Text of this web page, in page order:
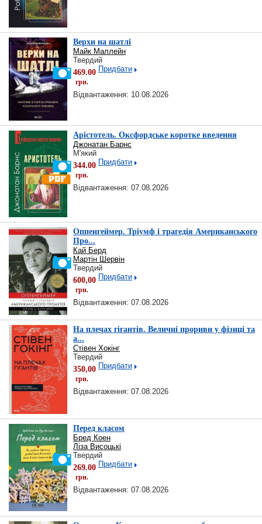
Верхи на шатлі
Майк Маллейн
Твердий
469.00
грн.
Придбати
Відвантаження: 10.08.2026
Арістотель. Оксфордське коротке введення
Джонатан Барнс
М'який
344.00
грн.
Придбати
Відвантаження: 07.08.2026
Оппенгеймер. Тріумф і трагедія Американського
Про...
Кай Берд
Мартін Шервін
Твердий
600,00
грн.
Придбати
Відвантаження: 07.08.2026
На плечах гігантів. Величні прориви у фізиці та
а...
Стівен Хокінг
Твердий
350,00
грн.
Придбати
Відвантаження: 07.08.2026
Перед класом
Бред Коен
Ліза Висоцькі
Твердий
269.00
грн.
Придбати
Відвантаження: 07.08.2026